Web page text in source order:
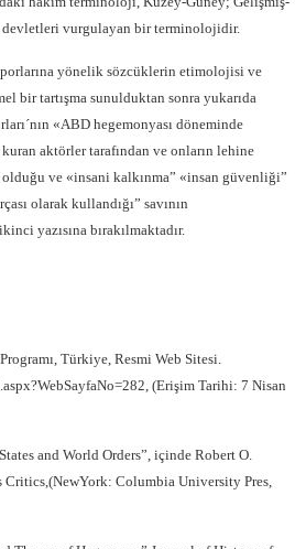
vurgulayan bir terminolojidir.
yönelik sözcüklerin etimolojisi ve
bir tartışma sunulduktan sonra yukarıda
«ABD hegemonyası döneminde
aktörler tarafından ve onların lehine
ve «insani kalkınma” «insan güvenliği”
olarak kullandığı” savının
yazısına bırakılmaktadır.
Türkiye, Resmi Web Sitesi.
(Erişim Tarihi: 7 Nisan
and World Orders”, içinde Robert O.
Critics,(NewYork: Columbia University Pres,